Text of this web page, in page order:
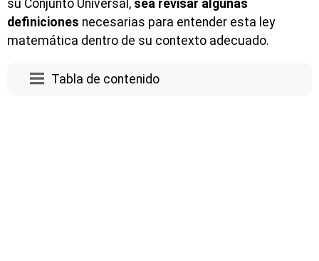
su Conjunto Universal, sea revisar algunas
definiciones necesarias para entender esta ley
matemática dentro de su contexto adecuado.
Tabla de contenido